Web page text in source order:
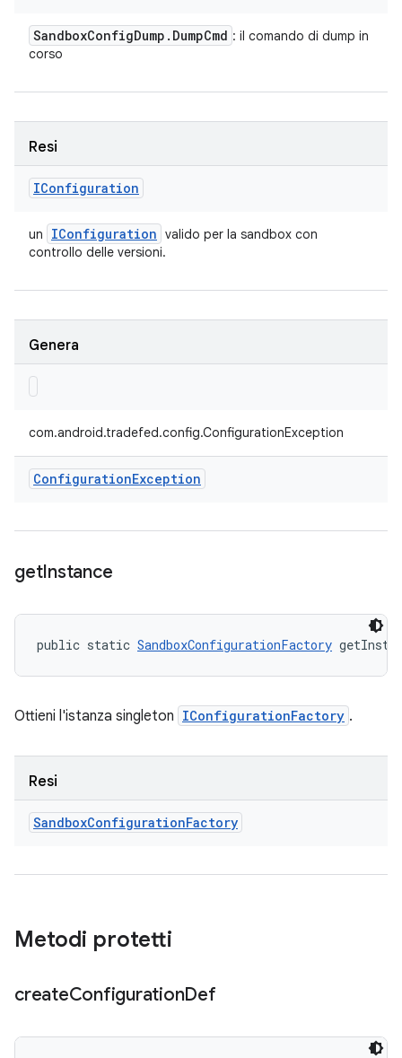
SandboxConfigDump . DumpCmd : il comando di dump in
corso
Resi
IConfiguration
un IConfiguration valido per la sandbox con
controllo delle versioni.
Genera
com.android.tradefed.config.ConfigurationException
ConfigurationException
getInstance
public static SandboxConfigurationFactory
Ottieni l'istanza singleton IConfigurationFactory .
Resi
SandboxConfigurationFactory
Metodi protetti
createConfigurationDef